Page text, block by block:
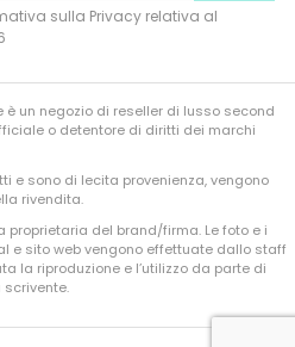
sulla Privacyrelativa al
è un negozio di reseller di lusso second
o detentore di diritti dei marchi
e sono di lecita provenienza, vengono
rivendita.
del brand/firma. Le foto e i
e sito web vengono effettuate dallo staff
la riproduzione e l’utilizzo da parte di